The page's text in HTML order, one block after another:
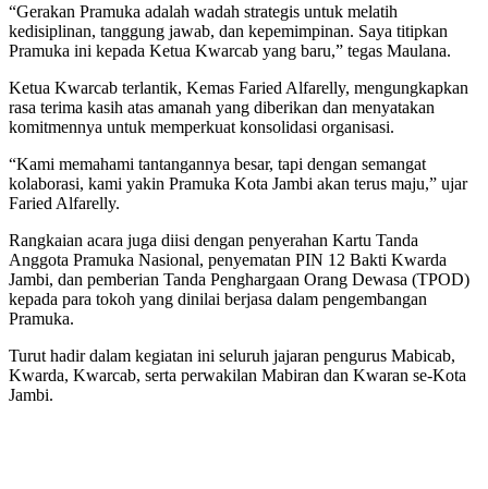
“Gerakan Pramuka adalah wadah strategis untuk melatih
kedisiplinan, tanggung jawab, dan kepemimpinan. Saya titipkan
Pramuka ini kepada Ketua Kwarcab yang baru,” tegas Maulana.
Ketua Kwarcab terlantik, Kemas Faried Alfarelly, mengungkapkan
rasa terima kasih atas amanah yang diberikan dan menyatakan
komitmennya untuk memperkuat konsolidasi organisasi.
“Kami memahami tantangannya besar, tapi dengan semangat
kolaborasi, kami yakin Pramuka Kota Jambi akan terus maju,” ujar
Faried Alfarelly.
Rangkaian acara juga diisi dengan penyerahan Kartu Tanda
Anggota Pramuka Nasional, penyematan PIN 12 Bakti Kwarda
Jambi, dan pemberian Tanda Penghargaan Orang Dewasa (TPOD)
kepada para tokoh yang dinilai berjasa dalam pengembangan
Pramuka.
Turut hadir dalam kegiatan ini seluruh jajaran pengurus Mabicab,
Kwarda, Kwarcab, serta perwakilan Mabiran dan Kwaran se-Kota
Jambi.